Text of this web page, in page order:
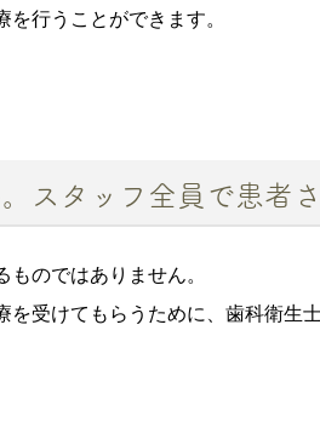
行うことができます。
スタッフ全員で患者
のではありません。
受けてもらうために、歯科衛生